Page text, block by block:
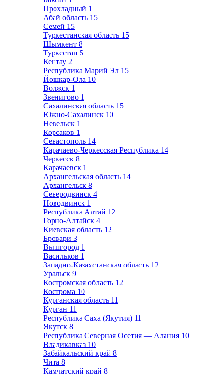
Прохладный 1
Абай область 15
Семей 15
Туркестанская область 15
Шымкент 8
Туркестан 5
Кентау 2
Республика Марий Эл 15
Йошкар-Ола 10
Волжск 1
Звенигово 1
Сахалинская область 15
Южно-Сахалинск 10
Невельск 1
Корсаков 1
Севастополь 14
Карачаево-Черкесская Республика 14
Черкесск 8
Карачаевск 1
Архангельская область 14
Архангельск 8
Северодвинск 4
Новодвинск 1
Республика Алтай 12
Горно-Алтайск 4
Киевская область 12
Бровари 3
Вышгород 1
Васильков 1
Западно-Казахстанская область 12
Уральск 9
Костромская область 12
Кострома 10
Курганская область 11
Курган 11
Республика Саха (Якутия) 11
Якутск 8
Республика Северная Осетия — Алания 10
Владикавказ 10
Забайкальский край 8
Чита 8
Камчатский край 8